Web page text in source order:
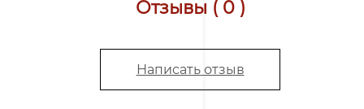
Отзывы ( 0 )
Написать отзыв